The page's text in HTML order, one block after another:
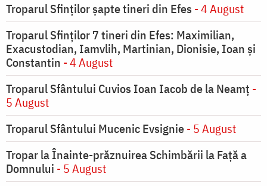
Troparul Sfinţilor şapte tineri din Efes - 4 August
Troparul Sfinţilor 7 tineri din Efes: Maximilian,
Exacustodian, Iamvlih, Martinian, Dionisie, Ioan şi
Constantin - 4 August
Troparul Sfântului Cuvios Ioan Iacob de la Neamț -
5 August
Troparul Sfântului Mucenic Evsignie- 5 August
Tropar la Înainte-prăznuirea Schimbării la Faţă a
Domnului - 5 August